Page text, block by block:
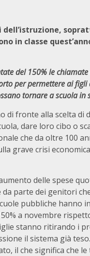
dell’istruzione,
in classe
del 150% le chiamate
per permettere ai
tornare a scuola in
di fronte alla scelta di
dare loro cibo o
che da oltre 100
grave crisi
delle spese
parte dei genitori
pubbliche hanno
a novembre
stanno ritirando i
il sistema già
il che significa che